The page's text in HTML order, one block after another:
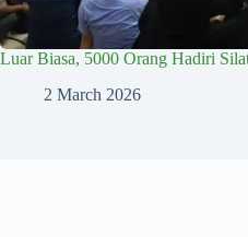
Luar Biasa, 5000 Orang Hadiri
2 March 2026